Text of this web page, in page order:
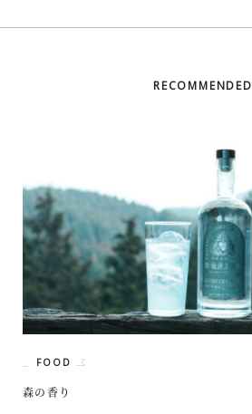
RECOMMENDED
FOOD
森の香り